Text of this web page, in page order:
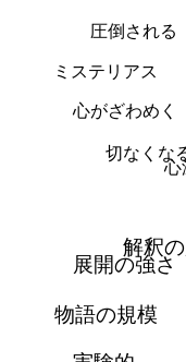
心
切なくな
心がざわめく
ミステリアス
圧倒される
物語の規模
展開の強さ
解釈